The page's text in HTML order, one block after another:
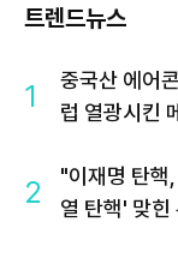
트렌드뉴스
1
중국산 에어
럽 열광시킨
2
"이재명 탄핵
열 탄핵' 맞